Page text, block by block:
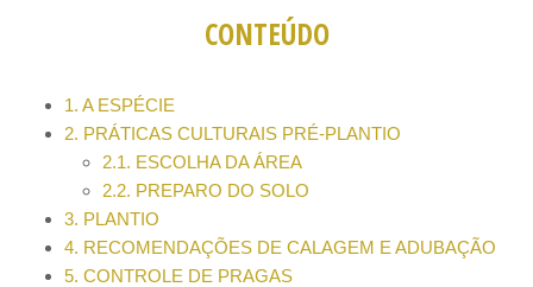
CONTEÚDO
1. A ESPÉCIE
2. PRÁTICAS CULTURAIS PRÉ-PLANTIO
2.1. ESCOLHA DA ÁREA
2.2. PREPARO DO SOLO
3. PLANTIO
4. RECOMENDAÇÕES DE CALAGEM E ADUBAÇÃO
5. CONTROLE DE PRAGAS